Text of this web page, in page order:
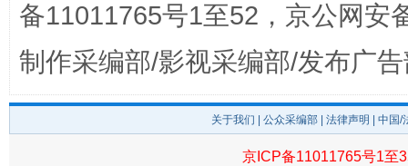
东山县通报“牛蛙产品抗生素超标问题” 法
备11011765号1至52，京公网安
制作采编部/影视采编部/发布广
关于我们 公众采编部 法律声明 | 中国
京ICP备11011765号1至